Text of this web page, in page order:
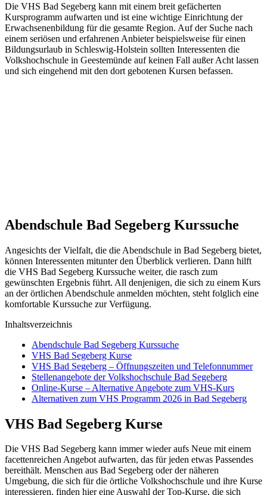
Die VHS Bad Segeberg kann mit einem breit gefächerten
Kursprogramm aufwarten und ist eine wichtige Einrichtung der
Erwachsenenbildung für die gesamte Region. Auf der Suche nach
einem seriösen und erfahrenen Anbieter beispielsweise für einen
Bildungsurlaub in Schleswig-Holstein sollten Interessenten die
Volkshochschule in Geestemünde auf keinen Fall außer Acht lassen
und sich eingehend mit den dort gebotenen Kursen befassen.
Abendschule Bad Segeberg Kurssuche
Angesichts der Vielfalt, die die Abendschule in Bad Segeberg bietet,
können Interessenten mitunter den Überblick verlieren. Dann hilft
die VHS Bad Segeberg Kurssuche weiter, die rasch zum
gewünschten Ergebnis führt. All denjenigen, die sich zu einem Kurs
an der örtlichen Abendschule anmelden möchten, steht folglich eine
komfortable Kurssuche zur Verfügung.
Inhaltsverzeichnis
Abendschule Bad Segeberg Kurssuche
VHS Bad Segeberg Kurse
VHS Bad Segeberg – Öffnungszeiten und Telefonnummer
Stellenangebote der Volkshochschule Bad Segeberg
Online-Kurse – Alternative Angebote zum VHS-Kurs
Alternativen zum VHS Programm 2026 in Bad Segeberg
VHS Bad Segeberg Kurse
Die VHS Bad Segeberg kann immer wieder aufs Neue mit einem
facettenreichen Angebot aufwarten, das für jeden etwas Passendes
bereithält. Menschen aus Bad Segeberg oder der näheren
Umgebung, die sich für die örtliche Volkshochschule und ihre Kurse
interessieren, finden hier eine Auswahl der Top-Kurse, die sich